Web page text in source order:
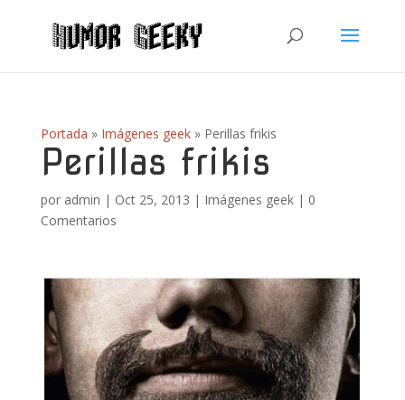
Portada » Imágenes geek» Perillas frikis
Perillas frikis
por admin | Oct 25, 2013 | Imágenes geek| 0
Comentarios